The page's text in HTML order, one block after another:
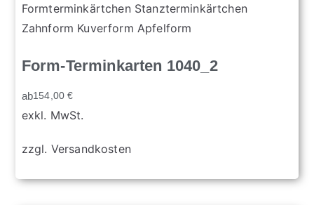
Form-Terminkarten 1040_2
ab154,00€
exkl. MwSt.
zzgl. Versandkosten